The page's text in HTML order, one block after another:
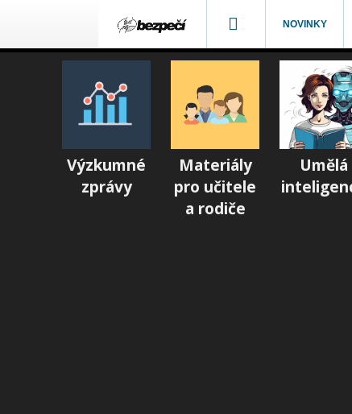
NOVINKY
Výzkumné
zprávy
Materiály
pro učitele
a rodiče
Umělá